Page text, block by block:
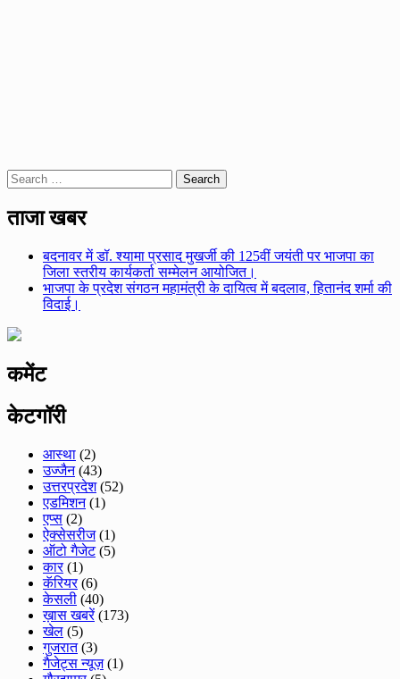
Search
for:
ताजा खबर
बदनावर में डॉ. श्यामा प्रसाद मुखर्जी की 125वीं जयंती पर भाजपा का
जिला स्तरीय कार्यकर्ता सम्मेलन आयोजित।
भाजपा के प्रदेश संगठन महामंत्री के दायित्व में बदलाव, हितानंद शर्मा की
विदाई।
कमेंट
केटगॉरी
आस्था (2)
उज्जैन(43)
उत्तरप्रदेश(52)
एडमिशन(1)
एप्स (2)
ऐक्सेसरीज(1)
ऑटो गैजेट(5)
कार(1)
कॅरियर(6)
केसली (40)
ख़ास खबरें(173)
खेल (5)
गुजरात(3)
गैजेट्स न्यूज़(1)